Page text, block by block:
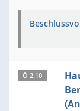
Ö 2.10